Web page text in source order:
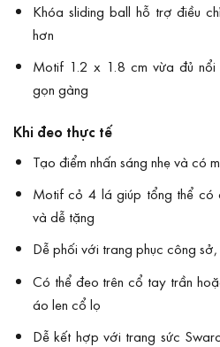
Khóa sliding ball hỗ trợ điều
hơn
Motif 1.2 x 1.8 cm vừa đủ
gọn gàng
Khi đeo thực tế
Tạo điểm nhấn sáng nhẹ và có
Motif cỏ 4 lá giúp tổng thể có
và dễ tặng
Dễ phối với trang phục công
Có thể đeo trên cổ tay trần
áo len cổ lọ
Dễ kết hợp với trang sức